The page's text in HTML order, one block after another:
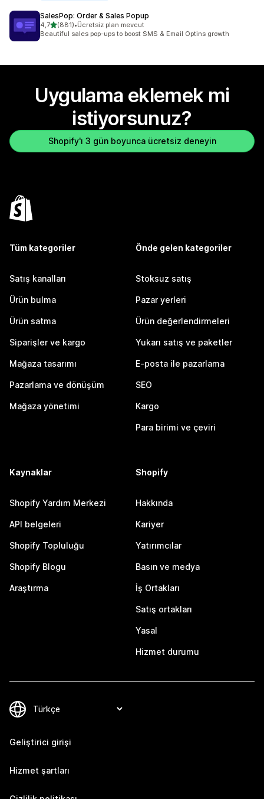
SalesPop: Order & Sales Popup
4,75 yıldız üzerinden
(881)
toplam 881 değerlendirme
•Ücretsiz plan mevcut
Beautiful sales pop-ups to boost SMS & Email Optins growth
Uygulama eklemek mi
istiyorsunuz?
Shopify'ı 3 gün boyunca ücretsiz deneyin
Tüm kategoriler
Satış kanalları
Ürün bulma
Ürün satma
Siparişler ve kargo
Mağaza tasarımı
Pazarlama ve dönüşüm
Mağaza yönetimi
Önde gelen kategoriler
Stoksuz satış
Pazar yerleri
Ürün değerlendirmeleri
Yukarı satış ve paketler
E-posta ile pazarlama
SEO
Kargo
Para birimi ve çeviri
Kaynaklar
Shopify Yardım Merkezi
API belgeleri
Shopify Topluluğu
Shopify Blogu
Araştırma
Shopify
Hakkında
Kariyer
Yatırımcılar
Basın ve medya
İş Ortakları
Satış ortakları
Yasal
Hizmet durumu
Geliştirici girişi
Hizmet şartları